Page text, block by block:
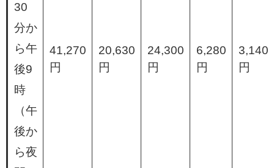
30
分か
ら午
後9
時
（午
後か
ら夜
41,270
円
20,630
円
24,300
円
6,280
円
3,140
円